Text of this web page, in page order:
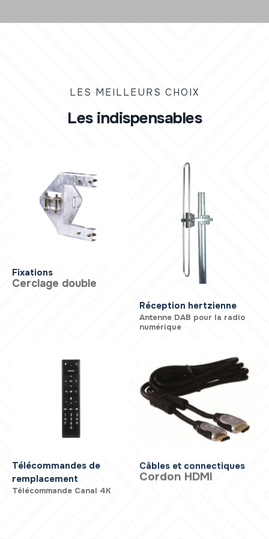
LES MEILLEURS CHOIX
Les indispensables
Fixations
Cerclage double
Réception hertzienne
Antenne DAB pour la radio
numérique
Télécommandes de
remplacement
Télécommande Canal 4K
Câbles et connectiques
Cordon HDMI